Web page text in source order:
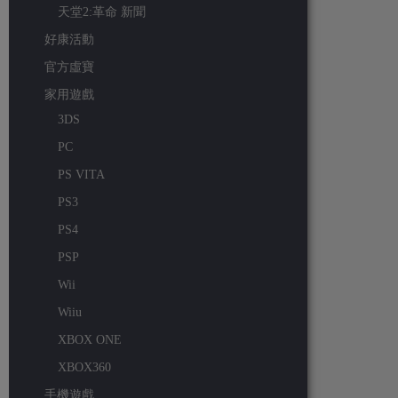
天堂2:革命 新聞
好康活動
官方虛寶
家用遊戲
3DS
PC
PS VITA
PS3
PS4
PSP
Wii
Wiiu
XBOX ONE
XBOX360
手機遊戲